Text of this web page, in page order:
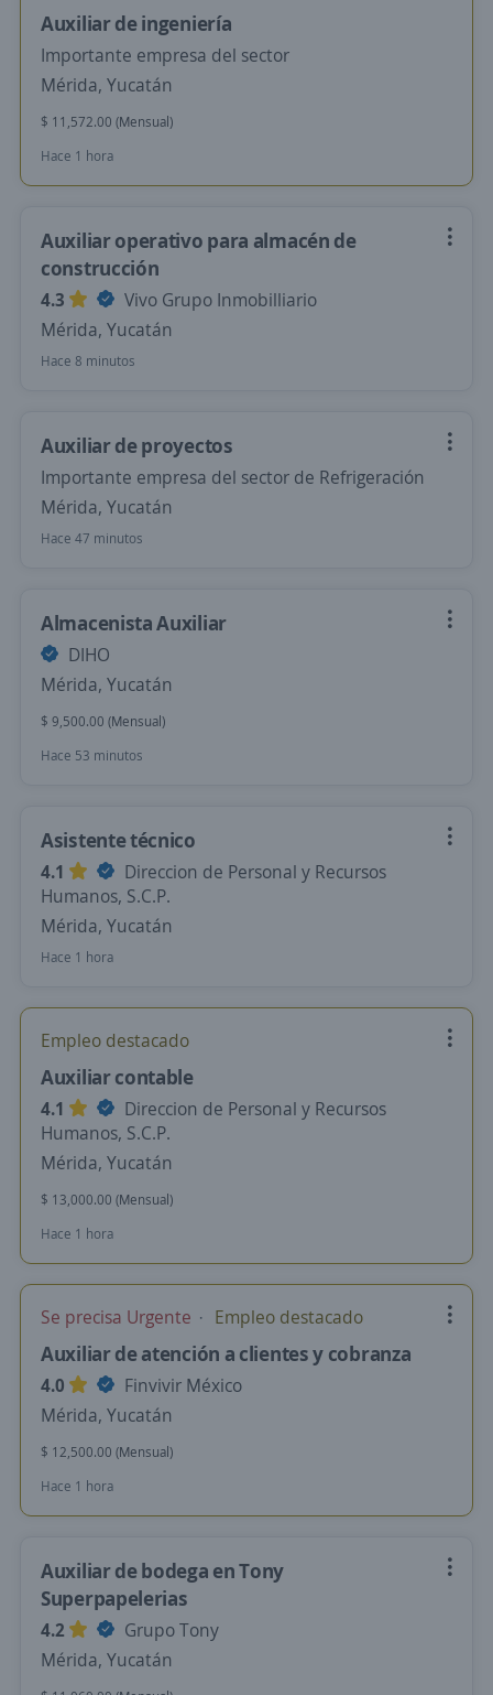
Auxiliar de ingeniería
Importante empresa del sector
Mérida, Yucatán
$ 11,572.00 (Mensual)
Hace 1 hora
Auxiliar operativo para almacén de
construcción
4.3
Vivo Grupo Inmobilliario
Mérida, Yucatán
Hace 8 minutos
Auxiliar de proyectos
Importante empresa del sector de Refrigeración
Mérida, Yucatán
Hace 47 minutos
Almacenista Auxiliar
DIHO
Mérida, Yucatán
$ 9,500.00 (Mensual)
Hace 53 minutos
Asistente técnico
4.1
Direccion de Personal y Recursos
Humanos, S.C.P.
Mérida, Yucatán
Hace 1 hora
Empleo destacado
Auxiliar contable
4.1
Direccion de Personal y Recursos
Humanos, S.C.P.
Mérida, Yucatán
$ 13,000.00 (Mensual)
Hace 1 hora
Se precisa Urgente Empleo destacado
Auxiliar de atención a clientes y cobranza
4.0
Finvivir México
Mérida, Yucatán
$ 12,500.00 (Mensual)
Hace 1 hora
Auxiliar de bodega en Tony
Superpapelerias
4.2
Grupo Tony
Mérida, Yucatán